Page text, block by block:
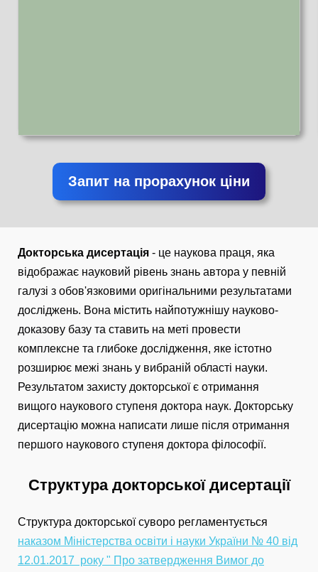
Запит на прорахунок ціни
Докторська дисертація - це наукова праця, яка
відображає науковий рівень знань автора у певній
галузі з обов'язковими оригінальними результатами
досліджень. Вона містить найпотужнішу науково-
доказову базу та ставить на меті провести
комплексне та глибоке дослідження, яке істотно
розширює межі знань у вибраній області науки.
Результатом захисту докторської є отримання
вищого наукового ступеня доктора наук. Докторську
дисертацію можна написати лише після отримання
першого наукового ступеня доктора філософії.
Структура докторської дисертації
Структура докторської суворо регламентується
наказом Міністерства освіти і науки України № 40 від
12.01.2017 року " Про затвердження Вимог до